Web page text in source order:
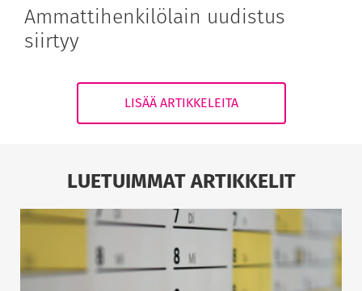
Ammattihenkilölain uudistus
siirtyy
LISÄÄ ARTIKKELEITA
LUETUIMMAT ARTIKKELIT